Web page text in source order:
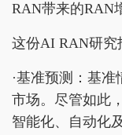
RAN带来的RAN
这份AI RAN研究
·基准预测：基
市场。尽管如此
智能化、自动化